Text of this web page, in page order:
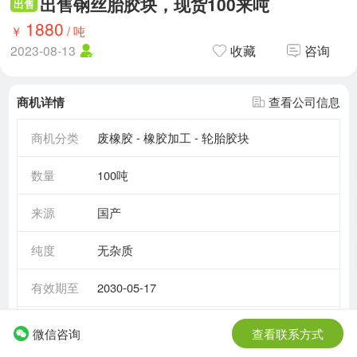
出售
￥ 1880 /吨
2023-08-13 收藏 咨询
商机详情 查看公司信息
商机分类 废橡胶 - 橡胶加工 - 轮胎胶块
数量 100吨
来源 国产
纯度 无杂质
有效期至 2030-05-17
需求情况
微信咨询 查看联系方式